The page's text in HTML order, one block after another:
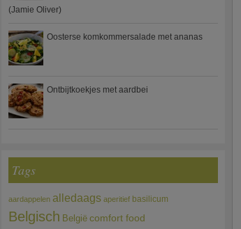
(Jamie Oliver)
Oosterse komkommersalade met ananas
Ontbijtkoekjes met aardbei
Tags
aardappelen alledaags aperitief basilicum
Belgisch België comfort food